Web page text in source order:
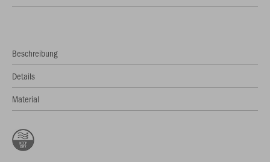
Beschreibung
Details
Material